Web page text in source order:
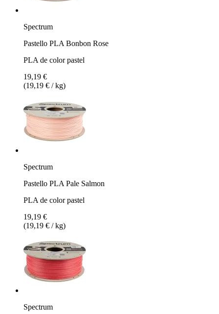
Spectrum
Pastello PLA Bonbon Rose
PLA de color pastel
19,19 €
(19,19 € / kg)
Spectrum
Pastello PLA Pale Salmon
PLA de color pastel
19,19 €
(19,19 € / kg)
Spectrum